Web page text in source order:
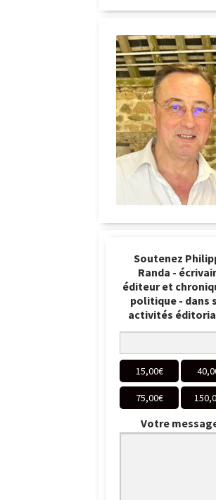
Soutenez
Randa -
éditeur et
politique - dans
activités
15,00€
75,00€
Votre